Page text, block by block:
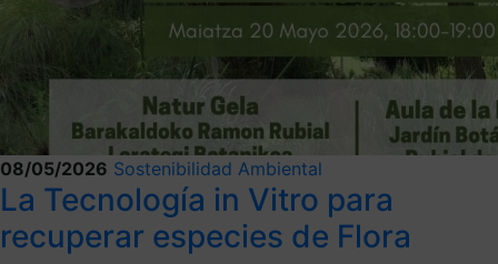
08/05/2026 Sostenibilidad Ambiental
La Tecnología in Vitro para
recuperar especies de Flora